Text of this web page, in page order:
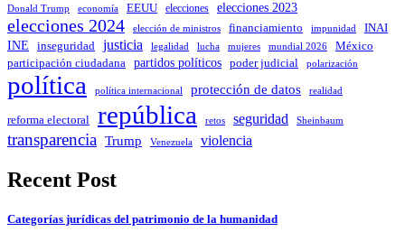
Donald Trump
economía EEUU elecciones elecciones 2023
elecciones 2024 elección de ministros financiamiento impunidad INAI
INE inseguridad justicia legalidad lucha mujeres mundial 2026 México
participación ciudadana partidos políticos poder judicial polarización
política política internacional protección de datos realidad
reforma electoral república retos seguridad Sheinbaum
transparencia Trump Venezuela violencia
Recent Post
Categorías jurídicas del patrimonio de la humanidad